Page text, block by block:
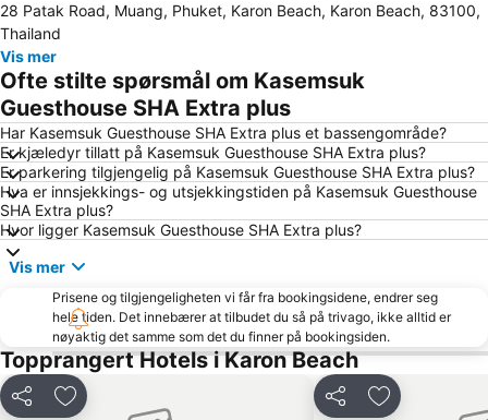
Phuket Bangtao Riding Club
Mai Khao Beach
Dino Park Mini Golf
Nai Harn Beach
Safari Elephant Club
Nai Thon Beach
Thalang Road
Mayabukten
Mamma Mia
Inselrundfahrt Ko Yao Yai
Phuket FantaSea
Surin Beach
Rang Yai Island
Ko Khai
Hat Pasai
Ko Hong
Jungle Bungy Jump
Phuket Zoo
Laem Singh
28 Patak Road, Muang, Phuket, Karon Beach, Karon Beach, 83100,
Thailand
Vis mer
Ofte stilte spørsmål om Kasemsuk
Guesthouse SHA Extra plus
Har Kasemsuk Guesthouse SHA Extra plus et bassengområde?
Er kjæledyr tillatt på Kasemsuk Guesthouse SHA Extra plus?
Er parkering tilgjengelig på Kasemsuk Guesthouse SHA Extra plus?
Hva er innsjekkings- og utsjekkingstiden på Kasemsuk Guesthouse
SHA Extra plus?
Hvor ligger Kasemsuk Guesthouse SHA Extra plus?
Vis mer
Prisene og tilgjengeligheten vi får fra bookingsidene, endrer seg
hele tiden. Det innebærer at tilbudet du så på trivago, ikke alltid er
nøyaktig det samme som det du finner på bookingsiden.
Topprangert Hotels i Karon Beach
Del Legg til i favoritter Del Legg til i